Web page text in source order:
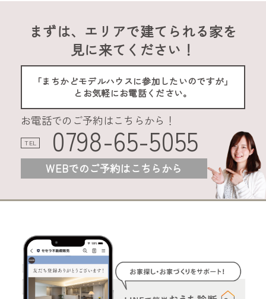
まずは、エリアで建てられる家を
見に来てください！
「まちかどモデルハウスに参加したいのですが」
とお気軽にお電話ください。
お電話でのご予約はこちらから！
TEL 0798-65-5055
WEBでのご予約はこちらから